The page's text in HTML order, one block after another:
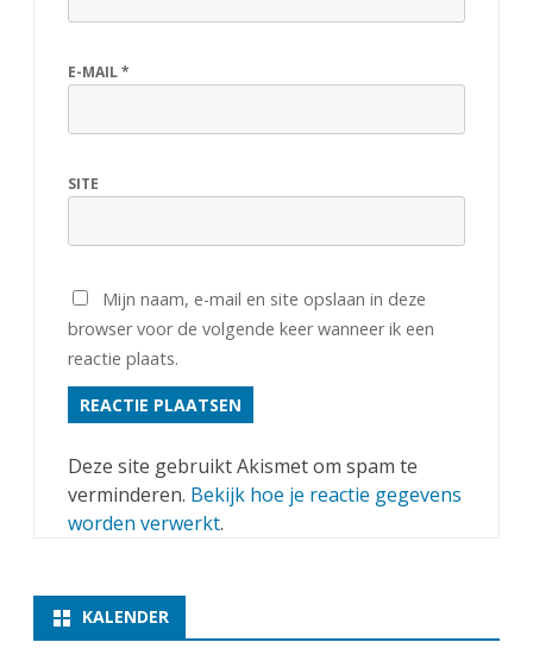
E-MAIL*
SITE
Mijn naam, e-mail en site opslaan in deze
browser voor de volgende keer wanneer ik een
reactie plaats.
Deze site gebruikt Akismet om spam te
verminderen. Bekijk hoe je reactie gegevens
worden verwerkt.
KALENDER